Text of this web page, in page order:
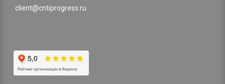
client@cntiprogress.ru